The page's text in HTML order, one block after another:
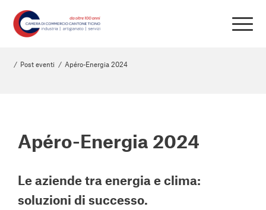
/ Post eventi / Apéro-Energia 2024
Apéro-Energia 2024
Le aziende tra energia e clima:
soluzioni di successo.